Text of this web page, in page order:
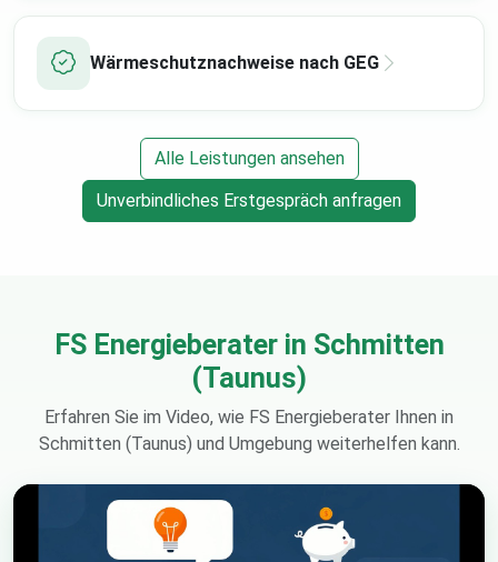
Wärmeschutznachweise nach GEG
Alle Leistungen ansehen
Unverbindliches Erstgespräch anfragen
FS Energieberater in Schmitten
(Taunus)
Erfahren Sie im Video, wie FS Energieberater Ihnen in
Schmitten (Taunus) und Umgebung weiterhelfen kann.